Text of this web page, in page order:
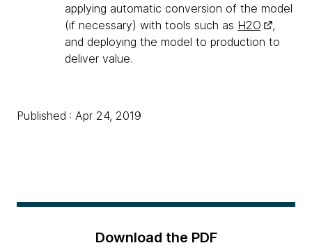
applying automatic conversion of the model
(if necessary) with tools such as H2O
,
and deploying the model to production to
deliver value.
Published : Apr 24, 2019
Download the PDF